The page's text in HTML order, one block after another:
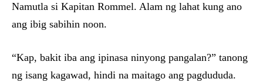
Namutla si Kapitan Rommel. Alam ng lahat kung ano
ang ibig sabihin noon.
“Kap, bakit iba ang ipinasa ninyong pangalan?” tanong
ng isang kagawad, hindi na maitago ang pagdududa.